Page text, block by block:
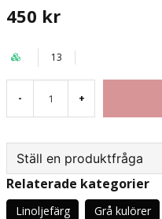
450 kr
13
- +
Ställ en produktfråga
Fråga oss något om
Relaterade kategorier
Linoljefärg Grå kulörer